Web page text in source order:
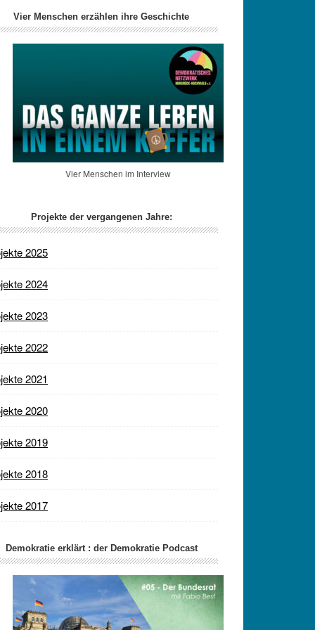
Vier Menschen erzählen ihre Geschichte
Vier Menschen im Interview
Projekte der vergangenen Jahre:
2025
2024
2023
2022
2021
2020
2019
2018
2017
Demokratie erklärt : der Demokratie Podcast